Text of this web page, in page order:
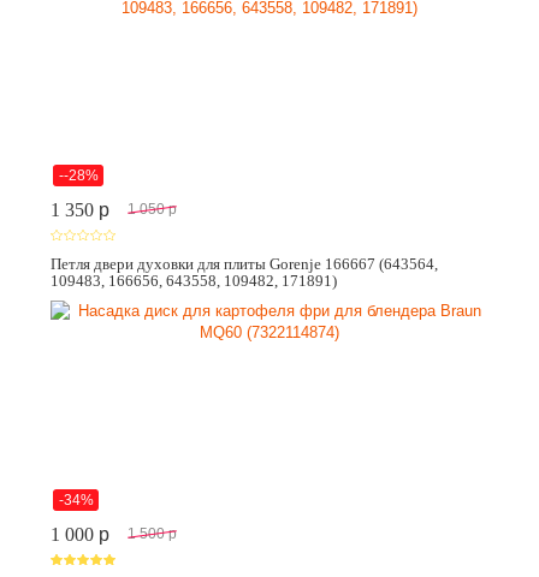
--28%
1 350 p 1 050 p
Петля двери духовки для плиты Gorenje 166667 (643564,
109483, 166656, 643558, 109482, 171891)
-34%
1 000 p 1 500 p